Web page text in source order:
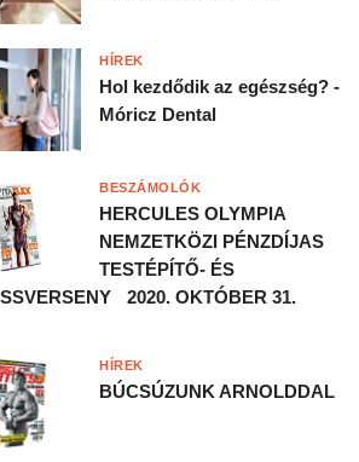
Hol kezdődik az egészség? -
Móricz Dental
HÍREK
HERCULES OLYMPIA
NEMZETKÖZI PÉNZDÍJAS
TESTÉPÍTŐ- ÉS
2020. OKTÓBER 31.
BESZÁMOLÓK
BÚCSÚZUNK ARNOLDDAL
HÍREK